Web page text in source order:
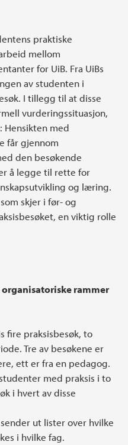
praktiske
mellom
for UiB. Fra UiBs
av studenten i
I tillegg til at disse
vurderingssituasjon,
Hensikten med
får gjennom
den besøkende
å legge til rette for
og læring.
skjer i før- og
en viktig rolle
rammer
fire praksisbesøk, to
Tre av besøkene er
ett er fra en pedagog.
med praksis i to
i hvert av disse
ut lister over hvilke
i hvilke fag.